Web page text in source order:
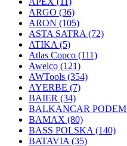
ARGO (36)
ARON (105)
ASTA SATRA (72)
ATIKA (5)
Atlas Copco (111)
Awelco (121)
AWTools (354)
AYERBE (7)
BAIER (34)
BALKANCAR PODEM
BAMAX (80)
BASS POLSKA (140)
BATAVIA (35)